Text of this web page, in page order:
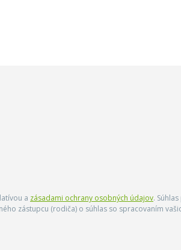
a zásadami ochrany osobných údajov.
zástupcu (rodiča) o súhlas so spracovaním